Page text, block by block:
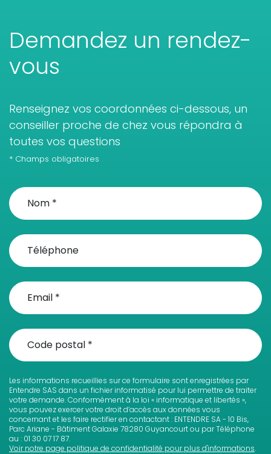
Demandez un rendez-
vous
Renseignez vos coordonnées ci-dessous, un
conseiller proche de chez vous répondra à
toutes vos questions
* Champs obligatoires
Les informations recueillies sur ce formulaire sont enregistrées par
Entendre SAS dans un fichier informatisé pour lui permettre de traiter
votre demande. Conformément à la loi « informatique et libertés »,
vous pouvez exercer votre droit d’accès aux données vous
concernant et les faire rectifier en contactant : ENTENDRE SA - 10 Bis,
Parc Ariane - Bâtiment Galaxie 78280 Guyancourt ou par Téléphone
au : 01 30 07 17 87.
Voir notre page politique de confidentialité pour plus d'informations.